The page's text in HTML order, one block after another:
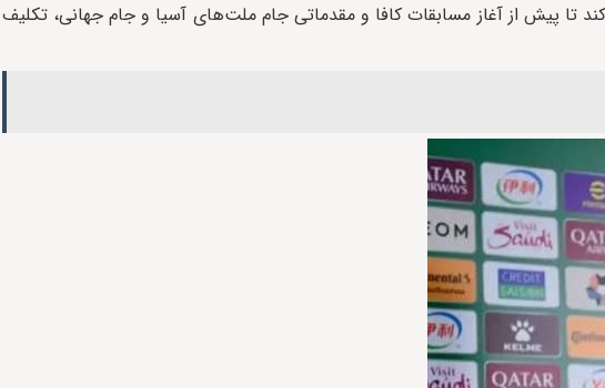
تا پیش از آغاز مسابقات کافا و مقدماتی جام ملت‌های آسیا و جام جهانی، تکلیف